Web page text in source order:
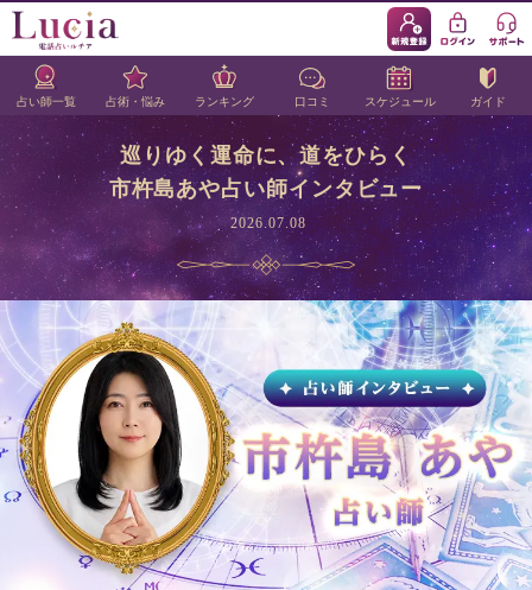
占い師一覧 占術・悩み ランキング 口コミ スケジュール ガイド
巡りゆく運命に、道をひらく
市杵島あや占い師インタビュー
2026.07.08